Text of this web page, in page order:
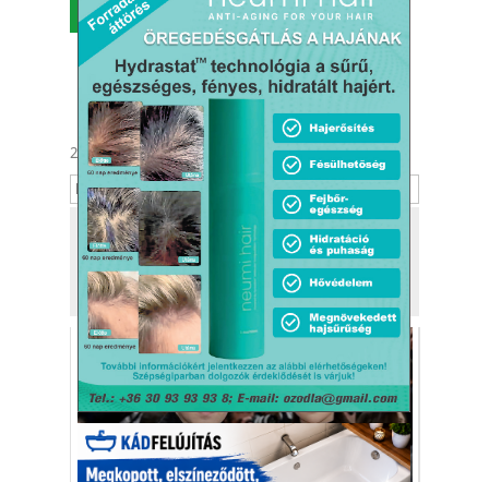
MENÜ
2026. augusztus 6. Berta, Bettina
Tekintse meg
a kiadónk, aKafi Bt.
más tevékenységét is!
Az online gyűlölet öl